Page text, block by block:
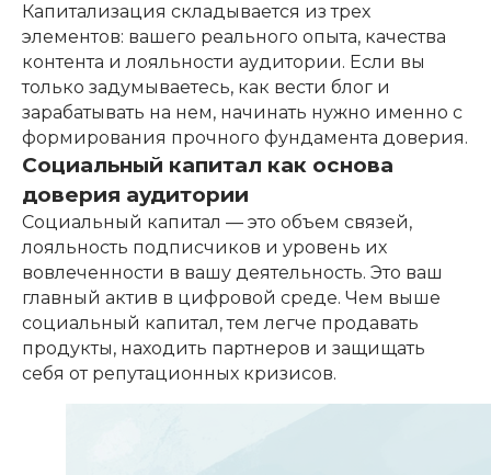
Капитализация складывается из трех
элементов: вашего реального опыта, качества
контента и лояльности аудитории. Если вы
только задумываетесь, как вести блог и
зарабатывать на нем, начинать нужно именно с
формирования прочного фундамента доверия.
Социальный капитал как основа
доверия аудитории
Социальный капитал — это объем связей,
лояльность подписчиков и уровень их
вовлеченности в вашу деятельность. Это ваш
главный актив в цифровой среде. Чем выше
социальный капитал, тем легче продавать
продукты, находить партнеров и защищать
себя от репутационных кризисов.